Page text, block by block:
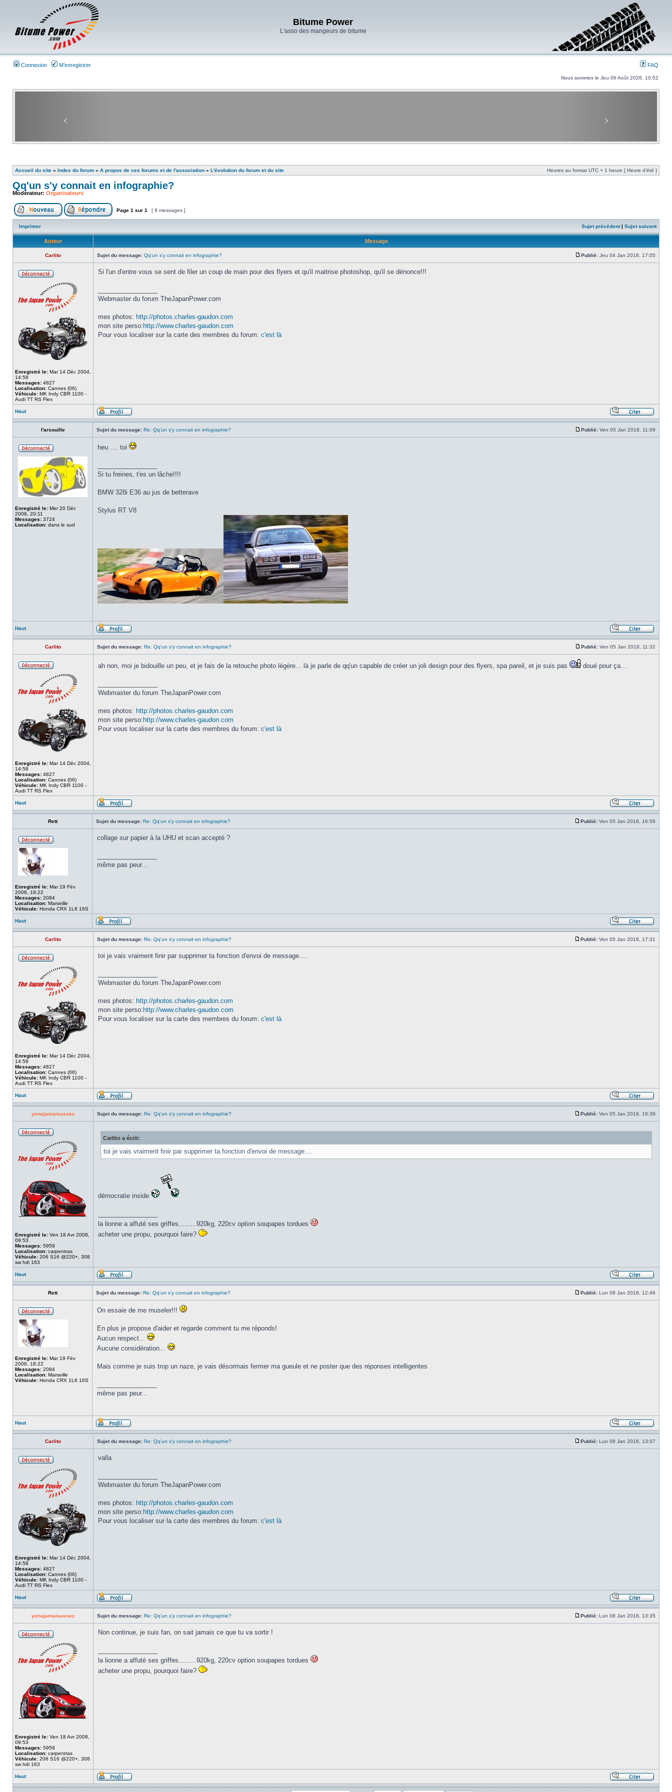
Bitume Power
L'asso des mangeurs de bitume
Connexion M’enregistrer FAQ
Nous sommes le Jeu 06 Août 2026, 10:52
Accueil du site » Index du forum » A propos de ces forums et de l'association » L'évolution du forum et du site Heures au format UTC + 1 heure [ Heure d’été ]
Qq'un s'y connait en infographie?
Modérateur: Organisateurs
Page 1 sur 1 [ 9 messages ]
Imprimer Sujet précédent| Sujet suivant
Auteur Message
Carlito Sujet du message: Qq'un s'y connait en infographie? Publié: Jeu 04 Jan 2018, 17:05
Enregistré le: Mar 14 Déc 2004,
14:58
Messages: 4827
Localisation: Cannes (06)
Véhicule: MK Indy CBR 1100 -
Audi TT RS Flex
Si l'un d'entre vous se sent de filer un coup de main pour des flyers et qu'il maitrise photoshop, qu'il se dénonce!!!
Webmaster du forum TheJapanPower.com
mes photos: http://photos.charles-gaudon.com
mon site perso: http://www.charles-gaudon.com
Pour vous localiser sur la carte des membres du forum: c'est là
Haut
l'arsouille Sujet du message: Re: Qq'un s'y connait en infographie? Publié: Ven 05 Jan 2018, 11:09
Enregistré le: Mer 20 Déc
2006, 20:11
Messages: 3724
Localisation: dans le sud
heu .... toi
Si tu freines, t'es un lâche!!!!
BMW 328i E36 au jus de betterave
Stylus RT V8
Haut
Carlito Sujet du message: Re: Qq'un s'y connait en infographie? Publié: Ven 05 Jan 2018, 11:32
Enregistré le: Mar 14 Déc 2004,
14:58
Messages: 4827
Localisation: Cannes (06)
Véhicule: MK Indy CBR 1100 -
Audi TT RS Flex
ah non, moi je bidouille un peu, et je fais de la retouche photo légère... là je parle de qq'un capable de créer un joli design pour des flyers, spa pareil, et je suis pas doué pour ça....
Webmaster du forum TheJapanPower.com
mes photos: http://photos.charles-gaudon.com
mon site perso: http://www.charles-gaudon.com
Pour vous localiser sur la carte des membres du forum: c'est là
Haut
Rett Sujet du message: Re: Qq'un s'y connait en infographie? Publié: Ven 05 Jan 2018, 16:56
Enregistré le: Mar 19 Fév
2008, 18:22
Messages: 2084
Localisation: Marseille
Véhicule: Honda CRX 1L6 16S
collage sur papier à la UHU et scan accepté ?
même pas peur...
Haut
Carlito Sujet du message: Re: Qq'un s'y connait en infographie? Publié: Ven 05 Jan 2018, 17:31
Enregistré le: Mar 14 Déc 2004,
14:58
Messages: 4827
Localisation: Cannes (06)
Véhicule: MK Indy CBR 1100 -
Audi TT RS Flex
toi je vais vraiment finir par supprimer ta fonction d'envoi de message....
Webmaster du forum TheJapanPower.com
mes photos: http://photos.charles-gaudon.com
mon site perso: http://www.charles-gaudon.com
Pour vous localiser sur la carte des membres du forum: c'est là
Haut
yenajamaisassez Sujet du message: Re: Qq'un s'y connait en infographie? Publié: Ven 05 Jan 2018, 19:39
Enregistré le: Ven 18 Avr 2008,
09:53
Messages: 5959
Localisation: carpentras
Véhicule: 206 S16 @220+, 308
sw hdi 163
Carlito a écrit:
toi je vais vraiment finir par supprimer ta fonction d'envoi de message....
démocratie inside
la lionne a affuté ses griffes.........920kg, 220cv option soupapes tordues
acheter une propu, pourquoi faire?
Haut
Rett Sujet du message: Re: Qq'un s'y connait en infographie? Publié: Lun 08 Jan 2018, 12:46
Enregistré le: Mar 19 Fév
2008, 18:22
Messages: 2084
Localisation: Marseille
Véhicule: Honda CRX 1L6 16S
On essaie de me museler!!!
En plus je propose d'aider et regarde comment tu me réponds!
Aucun respect...
Aucune considération...
Mais comme je suis trop un naze, je vais désormais fermer ma gueule et ne poster que des réponses intelligentes
même pas peur...
Haut
Carlito Sujet du message: Re: Qq'un s'y connait en infographie? Publié: Lun 08 Jan 2018, 13:07
Enregistré le: Mar 14 Déc 2004,
14:58
Messages: 4827
Localisation: Cannes (06)
Véhicule: MK Indy CBR 1100 -
Audi TT RS Flex
valla
Webmaster du forum TheJapanPower.com
mes photos: http://photos.charles-gaudon.com
mon site perso: http://www.charles-gaudon.com
Pour vous localiser sur la carte des membres du forum: c'est là
Haut
yenajamaisassez Sujet du message: Re: Qq'un s'y connait en infographie? Publié: Lun 08 Jan 2018, 13:35
Enregistré le: Ven 18 Avr 2008,
09:53
Messages: 5959
Localisation: carpentras
Véhicule: 206 S16 @220+, 308
sw hdi 163
Non continue, je suis fan, on sait jamais ce que tu va sortir !
la lionne a affuté ses griffes.........920kg, 220cv option soupapes tordues
acheter une propu, pourquoi faire?
Haut